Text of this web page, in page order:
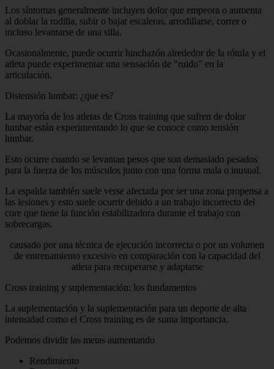
Los síntomas generalmente incluyen dolor que empeora o aumenta
al doblar la rodilla, subir o bajar escaleras, arrodillarse, correr o
incluso levantarse de una silla.
Ocasionalmente, puede ocurrir hinchazón alrededor de la rótula y el
atleta puede experimentar una sensación de "ruido" en la
articulación.
Distensión lumbar: ¿que es?
La mayoría de los atletas de Cross training que sufren de dolor
lumbar están experimentando lo que se conoce como tensión
lumbar.
Esto ocurre cuando se levantan pesos que son demasiado pesados ​​
para la fuerza de los músculos junto con una forma mala o inusual.
La espalda también suele verse afectada por ser una zona propensa a
las lesiones y esto suele ocurrir debido a un trabajo incorrecto del
core que tiene la función estabilizadora durante el trabajo con
sobrecargas.
causado por una técnica de ejecución incorrecta o por un volumen
de entrenamiento excesivo en comparación con la capacidad del
atleta para recuperarse y adaptarse
Cross training y suplementación: los fundamentos
La suplementación y la suplementación para un deporte de alta
intensidad como el Cross training es de suma importancia.
Podemos dividir las metas aumentando
Rendimiento